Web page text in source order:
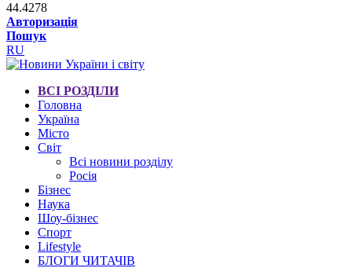
44.4278
Авторизація
Пошук
RU
ВСІ РОЗДІЛИ
Головна
Україна
Місто
Світ
Всі новини розділу
Росія
Бізнес
Наука
Шоу-бізнес
Спорт
Lifestyle
БЛОГИ ЧИТАЧІВ